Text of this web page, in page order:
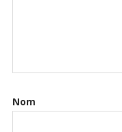
Nom